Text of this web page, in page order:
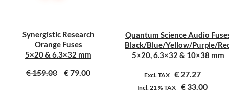
de
productpagina
de
productpagina
Synergistic Research
Orange Fuses
5×20 & 6.3×32 mm
€159.00 €79.00
Dit
Quantum Science Audio
Black/Blue/Yellow/Purple/
5×20, 6.3×32 & 10×38 mm
Excl. TAX €27.27
Incl.21 %TAX € 33.00
Dit